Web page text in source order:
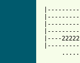
|----